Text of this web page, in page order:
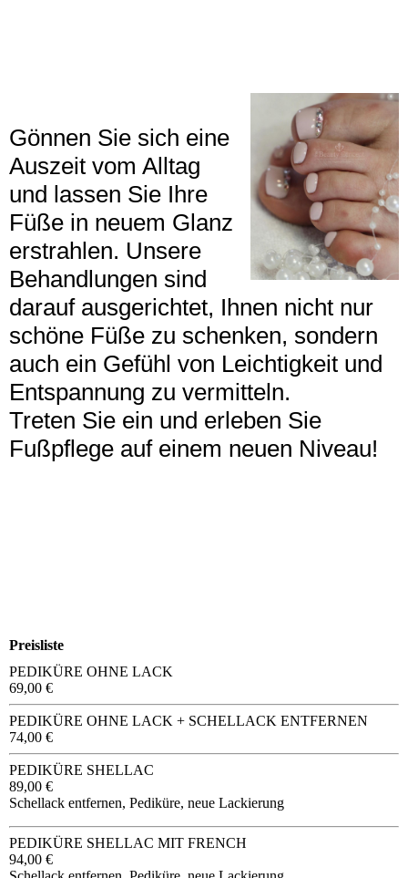
Gönnen Sie sich eine
Auszeit vom Alltag
und lassen Sie Ihre
Füße in neuem Glanz
erstrahlen. Unsere
Behandlungen sind
darauf ausgerichtet, Ihnen nicht nur
schöne Füße zu schenken, sondern
auch ein Gefühl von Leichtigkeit und
Entspannung zu vermitteln.
Treten Sie ein und erleben Sie
Fußpflege auf einem neuen Niveau!
Preisliste
PEDIKÜRE OHNE LACK
69,00 €
PEDIKÜRE OHNE LACK + SCHELLACK ENTFERNEN
74,00 €
PEDIKÜRE SHELLAC
89,00 €
Schellack entfernen, Pediküre, neue Lackierung
PEDIKÜRE SHELLAC MIT FRENCH
94,00 €